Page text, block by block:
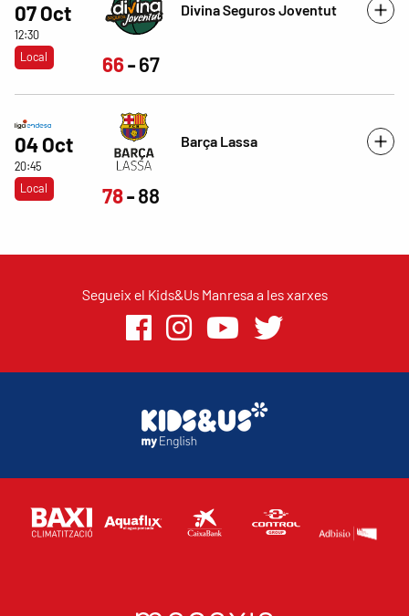
07 Oct
12:30
Local
Divina Seguros Joventut
66 67
04 Oct
20:45
Local
Barça Lassa
78 88
Segueix el Kids&Us Manresa a les xarxes